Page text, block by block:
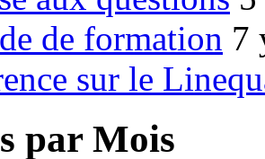
de formation 7
sur le
par Mois